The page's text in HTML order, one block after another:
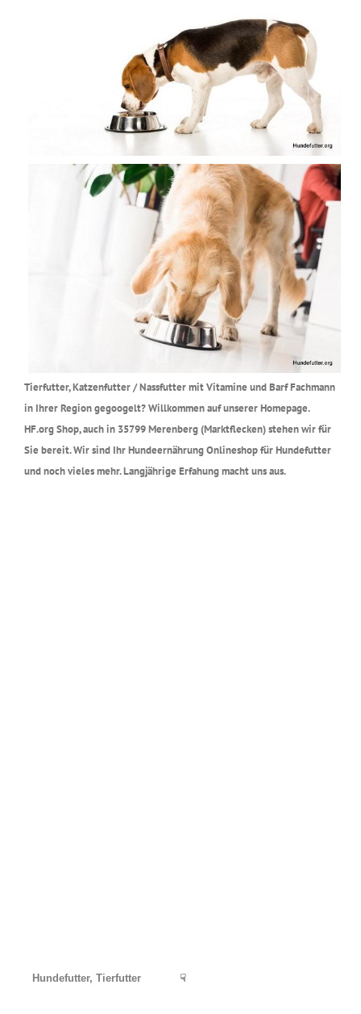
Tierfutter, Katzenfutter / Nassfutter mit Vitamine und Barf Fachmann
in Ihrer Region gegoogelt? Willkommen auf unserer Homepage.
HF.org Shop, auch in 35799 Merenberg (Marktflecken) stehen wir für
Sie bereit. Wir sind Ihr Hundeernährung Onlineshop für Hundefutter
und noch vieles mehr. Langjährige Erfahung macht uns aus.
Hundefutter, Tierfutter ☟